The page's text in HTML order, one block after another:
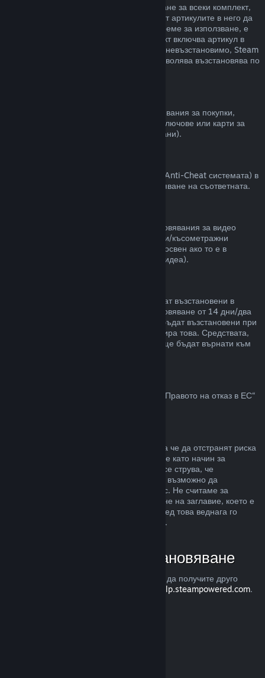
Можете да получите пълно възстановяване за всеки комплект,
закупен в Steam магазина. Стига никой от артикулите в него да
не е бил прехвърлен и ако общото им време за използване, е
по-малко от два часа. Ако даден комплект включва артикул в
игра или сваляемо съдържание, което е невъзстановимо, Steam
ще Ви уведоми дали целия комплект позволява възстановява по
Valve не може да предостави възстановявания за покупки,
направени извън Steam (например, CD ключове или карти за
Steam портфейла закупени от трети страни).
Ако сте получили забрана от VAC (Valve Anti-Cheat системата) в
някоя игра, губите правото за възстановяване на съответната.
Неспособни сме да предлагаме възстановявания за видео
съдържание в Steam (пр. пълнометражни/късометражни
филми, сериали, епизоди и упътвания), освен ако то е в
комплект с други продукти (които не са видеа).
Неупотребените подаръци могат да бъдат възстановени в
рамките на стандартния срок за възстановяване от 14 дни/два
часа. Употребените подаръци могат да бъдат възстановени при
същите условия, ако получателят инициира това. Средствата,
използвани за закупуване на подаръка, ще бъдат върнати към
За обяснение относно това как действа „Правото на отказ в ЕС“
Възстановявания са предназначени, така че да отстранят риска
от закупуването на заглавия в Steam, а не като начин за
придобиване на безплатни игри. Ако ни се струва, че
злоупотребявате с възстановяванията, е възможно да
преустановим тяхното предлагане за Вас. Не считаме за
злоупотреба, ако изискате възстановяване на заглавие, което е
закупено точно преди разпродажба, а след това веднага го
закупите повторно при намалената цена.
Как да изискате възстановяване
Можете да изискате възстановяване или да получите друго
help.steampowered.com.